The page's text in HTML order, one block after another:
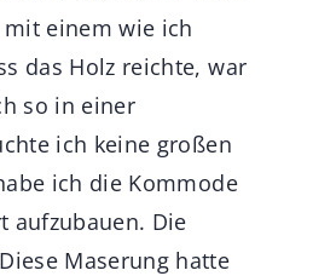
einem wie ich
das Holz reichte, war
so in einer
ich keine großen
ich die Kommode
aufzubauen. Die
Maserung hatte